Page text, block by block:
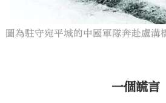
圖為駐守宛平城的中國軍隊奔赴盧溝
一個謊言